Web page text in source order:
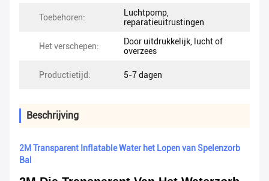
Toebehoren:
Luchtpomp,
reparatieuitrustingen
Het verschepen:
Door uitdrukkelijk, lucht of
overzees
Productietijd: 5-7 dagen
Beschrijving
2M Transparent Inflatable Water het Lopen van Spelenzorb
Bal